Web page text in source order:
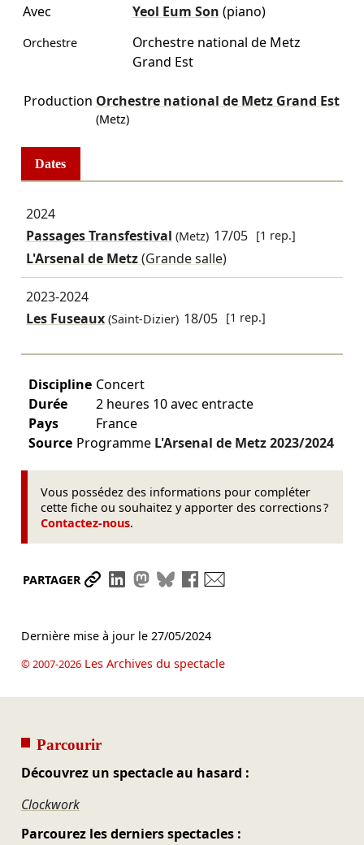
Avec
Yeol Eum Son (piano)
Orchestre
Orchestre national de Metz
Grand Est
Production Orchestre national de Metz Grand Est
(Metz)
Dates
2024
Passages Transfestival (Metz) 17/05 [1 rep.]
L'Arsenal de Metz(Grande salle)
2023-2024
Les Fuseaux(Saint-Dizier) 18/05 [1 rep.]
Discipline Concert
Durée
2 heures 10 avec entracte
Pays
France
Source Programme L'Arsenal de Metz2023/2024
Vous possédez des informations pour compléter
cette fiche ou souhaitez y apporter des corrections ?
Contactez-nous.
PARTAGER Partager le lien
Partager sur LinkedIn
Partager sur Mastodon
Partager sur Bluesky
Partager sur Facebook
Dernière mise à jour le 27/05/2024
© 2007-2026Les Archives du spectacle
Parcourir
Découvrez un spectacle au hasard :
Clockwork
Parcourez les derniers spectacles :